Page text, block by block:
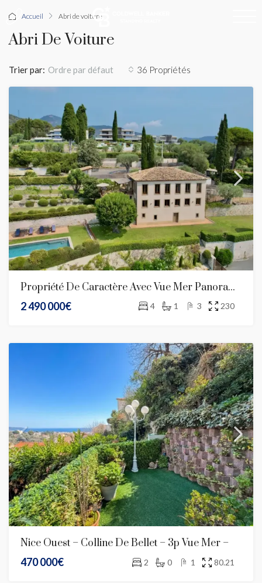
Accueil Abri de voiture
Abri De Voiture
36 Propriétés
Trier par: Ordre par défaut
Propriété De Caractère Avec Vue Mer Panoramique – Nice Gairaut
2 490 000€
4 1 3 230
Nice Ouest – Colline De Bellet – 3p Vue Mer –
470 000€
2 0 1 80.21